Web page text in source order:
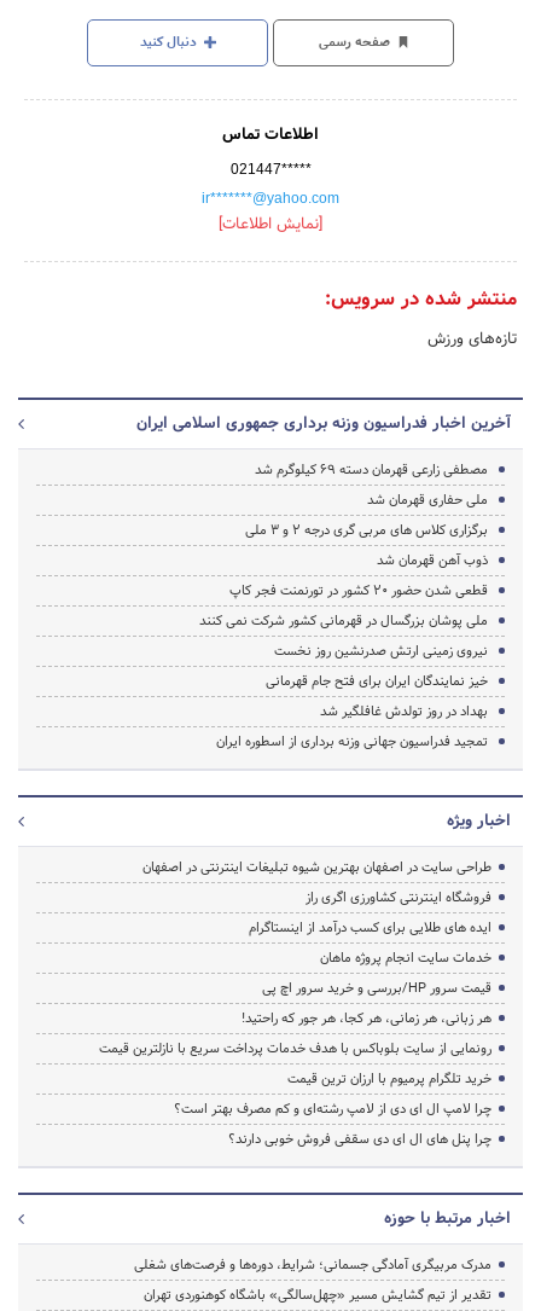
صفحه رسمی دنبال کنید
اطلاعات تماس
021447*****
ir*******@yahoo.com
[نمایش اطلاعات]
منتشر شده در سرویس:
تازه‌های ورزش
آخرین اخبار فدراسیون وزنه برداری جمهوری اسلامی ایران
مصطفی زارعی قهرمان دسته 69 کیلوگرم شد
ملی حفاری قهرمان شد
برگزاری کلاس های مربی گری درجه 2 و 3 ملی
ذوب آهن قهرمان شد
قطعی شدن حضور 20 کشور در تورنمنت فجر کاپ
ملی پوشان بزرگسال در قهرمانی کشور شرکت نمی کنند
نیروی زمینی ارتش صدرنشین روز نخست
خیز نمایندگان ایران برای فتح جام قهرمانی
بهداد در روز تولدش غافلگیر شد
تمجید فدراسیون جهانی وزنه برداری از اسطوره ایران
اخبار ویژه
طراحی سایت در اصفهان بهترین شیوه تبلیغات اینترنتی در اصفهان
فروشگاه اینترنتی کشاورزی اگری راز
ایده های طلایی برای کسب درآمد از اینستاگرام
خدمات سایت انجام پروژه ماهان
قیمت سرور HP/بررسی و خرید سرور اچ پی
هر زبانی، هر زمانی، هر کجا، هر جور که راحتید!
رونمایی از سایت بلوباکس با هدف خدمات پرداخت سریع با نازلترین قیمت
خرید تلگرام پرمیوم با ارزان ترین قیمت
چرا لامپ ال ای دی از لامپ رشته‌ای و کم مصرف بهتر است؟
چرا پنل های ال ای دی سقفی فروش خوبی دارند؟
اخبار مرتبط با حوزه
مدرک مربیگری آمادگی جسمانی؛ شرایط، دوره‌ها و فرصت‌های شغلی
تقدیر از تیم گشایش مسیر «چهل‌سالگی» باشگاه کوهنوردی تهران